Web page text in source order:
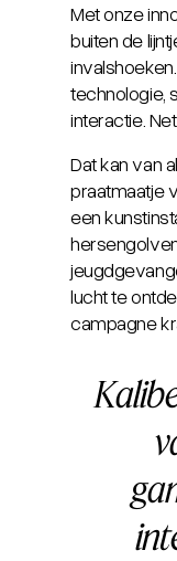
Met onze
buiten de
technologie,
interactie.
Dat kan van
praatmaatje
een
lucht te
campagne